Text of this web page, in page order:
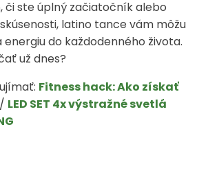
či ste úplný začiatočník alebo
latino tance vám môžu
do každodenného života.
už dnes?
Fitness hack: Ako získať
/ LED SET 4x výstražné svetlá